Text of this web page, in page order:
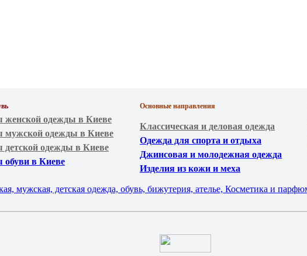
женской одежды в Киеве
мужской одежды в Киеве
детской одежды в Киеве
обуви в Киеве
Основные направления
Классическая и деловая одежда
Одежда для спорта и отдыха
Джинсовая и молодежная одежда
Изделия из кожи и меха
мужская, детская одежда, обувь, бижутерия, ателье, Косметика и